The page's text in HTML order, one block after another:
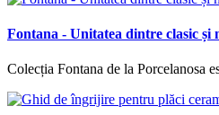
Fontana - Unitatea dintre clasic și
Colecția Fontana de la Porcelanosa